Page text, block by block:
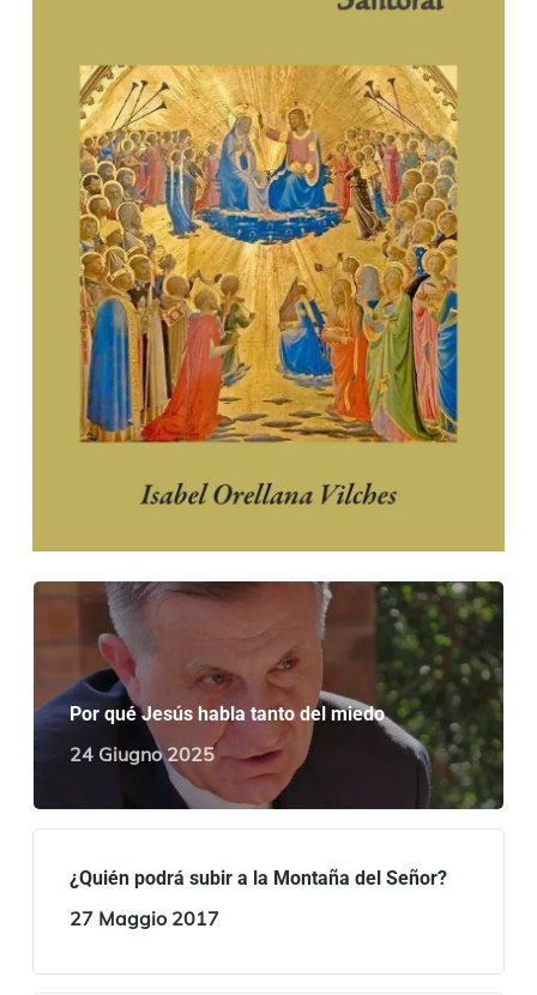
Por qué Jesús habla tanto del miedo
24 Giugno 2025
¿Quién podrá subir a la Montaña del Señor?
27 Maggio 2017